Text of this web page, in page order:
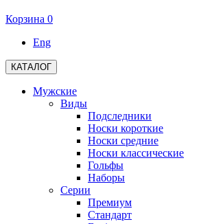
Корзина 0
Eng
КАТАЛОГ
Мужские
Виды
Подследники
Носки короткие
Носки средние
Носки классические
Гольфы
Наборы
Серии
Премиум
Стандарт